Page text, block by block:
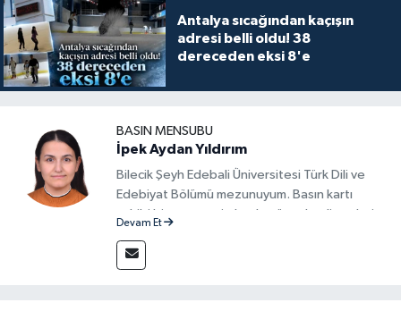
Antalya sıcağından kaçışın
adresi belli oldu! 38
dereceden eksi 8'e
BASIN MENSUBU
İpek Aydan Yıldırım
Bilecik Şeyh Edebali Üniversitesi Türk Dili ve
Edebiyat Bölümü mezunuyum. Basın kartı
sahibi bir gazeteci olarak, güncel gelişmeleri
güvenilir ve tarafsız bilgilerle buluşturmayı
amaçlıyorum. Habercilik anlayışımda etik
Devam Et